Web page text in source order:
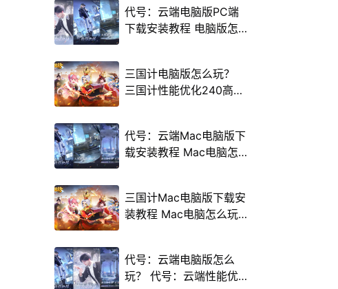
代号：云端电脑版PC端
下载安装教程 电脑版怎
三国计电脑版怎么玩？
三国计性能优化240高帧
代号：云端Mac电脑版下
载安装教程 Mac电脑怎
三国计Mac电脑版下载安
装教程 Mac电脑怎么玩
代号：云端电脑版怎么
玩？ 代号：云端性能优